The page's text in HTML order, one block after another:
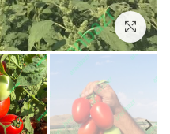
برای بزرگنمایی کلیک کنید